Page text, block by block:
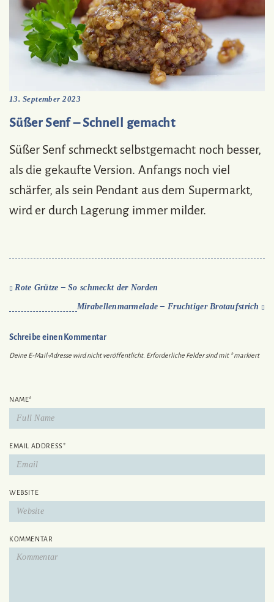
13. September 2023
Süßer Senf – Schnell gemacht
Süßer Senf schmeckt selbstgemacht noch besser,
als die gekaufte Version. Anfangs noch viel
schärfer, als sein Pendant aus dem Supermarkt,
wird er durch Lagerung immer milder.
Rote Grütze – So schmeckt der Norden
Mirabellenmarmelade – Fruchtiger Brotaufstrich
Schreibe einen Kommentar
Deine E-Mail-Adresse wird nicht veröffentlicht. Erforderliche Felder sind mit *markiert
NAME*
EMAIL ADDRESS*
WEBSITE
KOMMENTAR